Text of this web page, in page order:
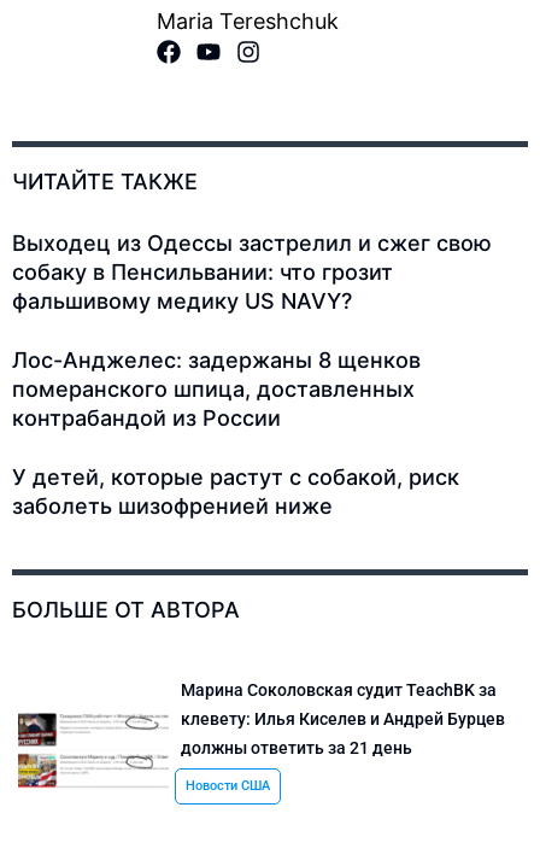
Maria Tereshchuk
ЧИТАЙТЕ ТАКЖЕ
Выходец из Одессы застрелил и сжег свою
собаку в Пенсильвании: что грозит
фальшивому медику US NAVY?
Лос-Анджелес: задержаны 8 щенков
померанского шпица, доставленных
контрабандой из России
У детей, которые растут с собакой, риск
заболеть шизофренией ниже
БОЛЬШЕ ОТ АВТОРА
Марина Соколовская судит TeachBK за
клевету: Илья Киселев и Андрей Бурцев
должны ответить за 21 день
Новости США